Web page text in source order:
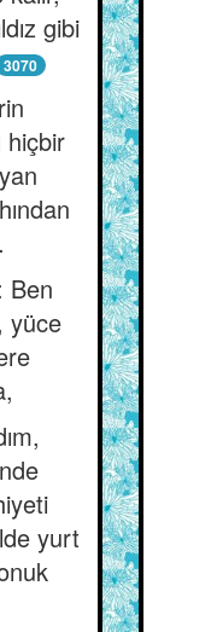
gibi
3070
hiçbir
Ben
yüce
yurt